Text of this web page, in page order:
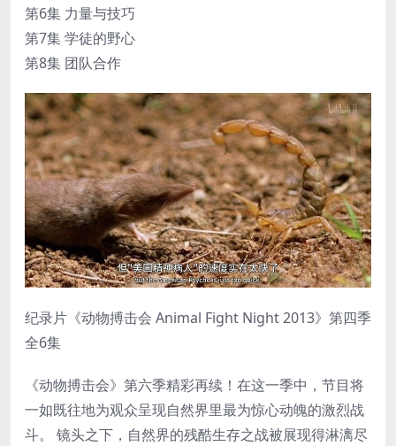
第6集 力量与技巧
第7集 学徒的野心
第8集 团队合作
纪录片《动物搏击会 Animal Fight Night 2013》第四季
全6集
《动物搏击会》第六季精彩再续！在这一季中，节目将
一如既往地为观众呈现自然界里最为惊心动魄的激烈战
斗。 镜头之下，自然界的残酷生存之战被展现得淋漓尽